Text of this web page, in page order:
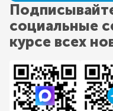
социальные
курсе всех